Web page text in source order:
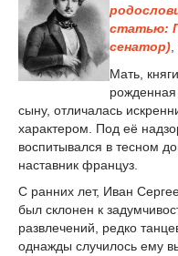
статью:
сенатор)
Мать,
сыну, отличалась
характером. Под её
воспитывался в тесном
наставник француз.
С ранних лет, Иван
был склонен к
развлечений, редко
однажды случилось ему